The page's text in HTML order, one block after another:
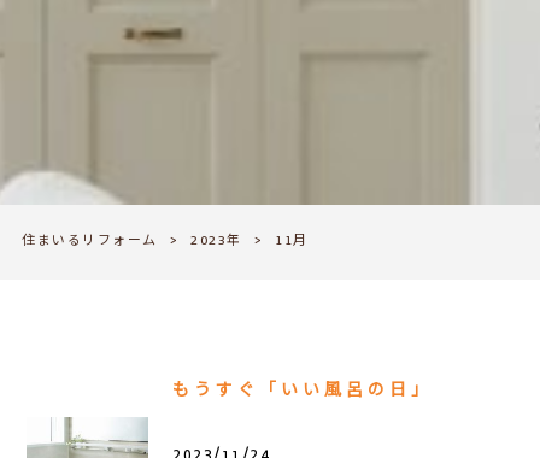
住まいるリフォーム > 2023年 > 11月
もうすぐ「いい風呂の日」